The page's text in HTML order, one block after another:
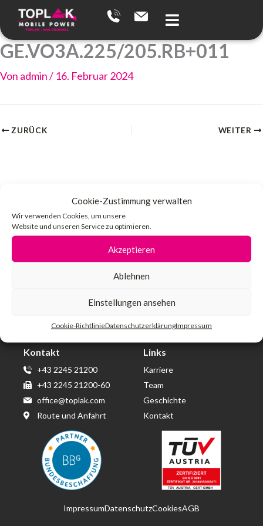
Cookie-Zustimmung verwalten
Wir verwenden Cookies, um unsere
Website und unseren Service zu optimieren.
Akzeptieren
Ablehnen
Einstellungen ansehen
Cookie-RichtlinieDatenschutzerklärungImpressum
Zum
Inhalt
springen
GE.VO3A.225/205.RB+011
Von admin/ 16. Februar 2024
ZURÜCK WEITER
Wirtschaftspark Wolkersdorf
Berta von Suttner Straße 14
Kontakt
+43 2245 21200
+43 2245 21200-60
office@toplak.com
Route und Anfahrt
Links
Karriere
Team
Geschichte
Kontakt
ImpressumDatenschutzCookiesAGB